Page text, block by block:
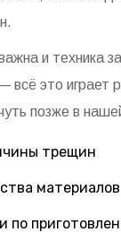
и техника
всё это играет
позже в
трещин
материалов
по